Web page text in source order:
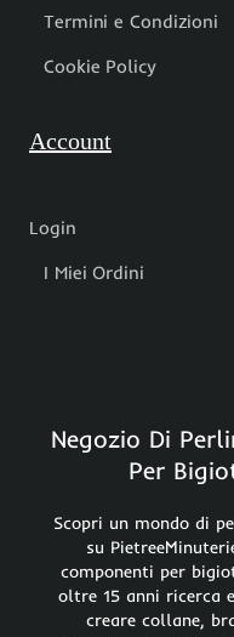
Termini e Condizioni
Cookie Policy
Account
Login
I Miei Ordini
Negozio Di
Per
Scopri un mondo di
su
componenti per
oltre 15 anni ricerca
creare collane,